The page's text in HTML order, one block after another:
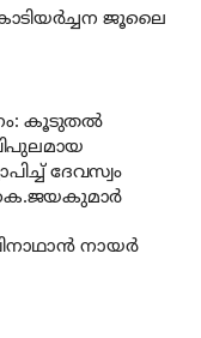
ജൂലൈ
കൂടുതല്‍
ദേവസ്വം
നായര്‍